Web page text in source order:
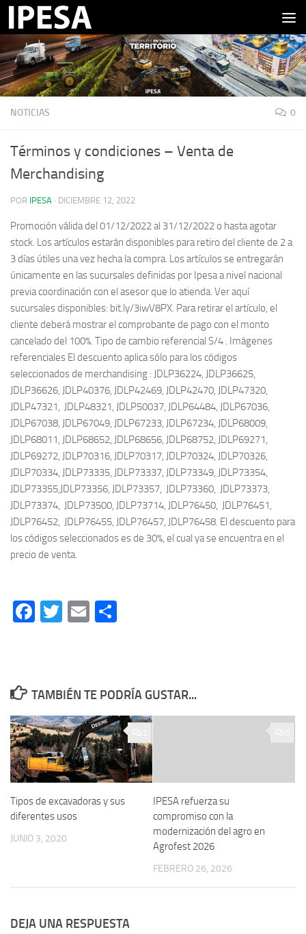
Saltar al contenido
NOTICIAS 0
Términos y condiciones – Venta de
Merchandising
POR IPESA · DICIEMBRE 12, 2022
Promoción válida del 01/12/2022 al 31/12/2022 o hasta agotar
stock. Los artículos estarán disponibles para retiro del cliente de 2 a
3 días útiles una vez hecha la compra. Los artículos se entregarán
únicamente en las sucursales definidas por Ipesa a nivel nacional
previa coordinación con el asesor que lo atienda. Ver aquí
sucursales disponibles: bit.ly/3iwV8PX. Para retirar el artículo, el
cliente deberá mostrar el comprobante de pago con el monto
cancelado del 100%. Tipo de cambio referencial S/4 . Imágenes
referenciales El descuento aplica sólo para los códigos
seleccionados de merchandising : JDLP36224, JDLP36625,
JDLP36626, JDLP40376, JDLP42469, JDLP42470, JDLP47320,
JDLP47321, JDLP48321, JDLP50037, JDLP64484, JDLP67036,
JDLP67038, JDLP67049, JDLP67233, JDLP67234, JDLP68009,
JDLP68011, JDLP68652, JDLP68656, JDLP68752, JDLP69271,
JDLP69272, JDLP70316, JDLP70317, JDLP70324, JDLP70326,
JDLP70334, JDLP73335, JDLP73337, JDLP73349, JDLP73354,
JDLP73355,JDLP73356, JDLP73357, JDLP73360, JDLP73373,
JDLP73374, JDLP73500, JDLP73714, JDLP76450, JDLP76451,
JDLP76452, JDLP76455, JDLP76457, JDLP76458. El descuento para
los códigos seleccionados es de 30%, el cual ya se encuentra en el
precio de venta.
Facebook
Twitter
Email
TAMBIÉN TE PODRÍA GUSTAR...
Tipos de excavadoras y sus
diferentes usos
JUNIO 3, 2020
IPESA refuerza su
compromiso con la
modernización del agro en
Agrofest 2026
FEBRERO 26, 2026
DEJA UNA RESPUESTA